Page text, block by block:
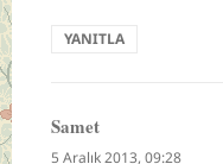
YANITLA
Sametdedi
ki:
5 Aralık 2013, 09:28